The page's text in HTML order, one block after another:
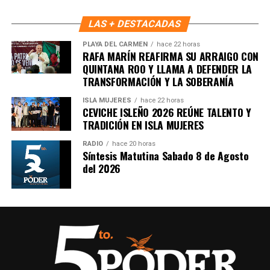
Recibe las noticias al instante
Únete al canal oficial de WhatsApp de
Quinto Poder y recibe las noticias más
importantes de Quintana Roo directamente
en tu teléfono.
LAS + DESTACADAS
PLAYA DEL CARMEN hace 22 horas
RAFA MARÍN REAFIRMA SU ARRAIGO CON
QUINTANA ROO Y LLAMA A DEFENDER LA
TRANSFORMACIÓN Y LA SOBERANÍA
ISLA MUJERES hace 22 horas
CEVICHE ISLEÑO 2026 REÚNE TALENTO Y
TRADICIÓN EN ISLA MUJERES
RADIO hace 20 horas
Síntesis Matutina Sabado 8 de Agosto
del 2026